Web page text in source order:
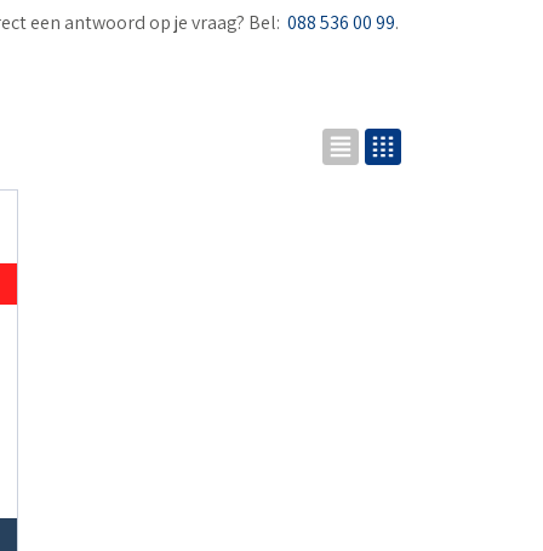
een antwoord op je vraag? Bel: 088 536 00 99.